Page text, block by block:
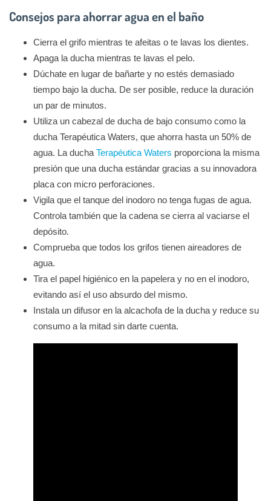
Consejos para ahorrar agua en el baño
Cierra el grifo mientras te afeitas o te lavas los dientes.
Apaga la ducha mientras te lavas el pelo.
Dúchate en lugar de bañarte y no estés demasiado
tiempo bajo la ducha. De ser posible, reduce la duración
un par de minutos.
Utiliza un cabezal de ducha de bajo consumo como la
ducha Terapéutica Waters, que ahorra hasta un 50% de
agua. La ducha Terapéutica Waters proporciona la misma
presión que una ducha estándar gracias a su innovadora
placa con micro perforaciones.
Vigila que el tanque del inodoro no tenga fugas de agua.
Controla también que la cadena se cierra al vaciarse el
depósito.
Comprueba que todos los grifos tienen aireadores de
agua.
Tira el papel higiénico en la papelera y no en el inodoro,
evitando así el uso absurdo del mismo.
Instala un difusor en la alcachofa de la ducha y reduce su
consumo a la mitad sin darte cuenta.